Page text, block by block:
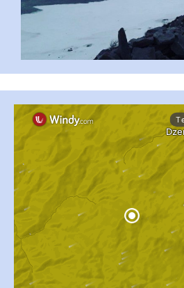
pimrec_project